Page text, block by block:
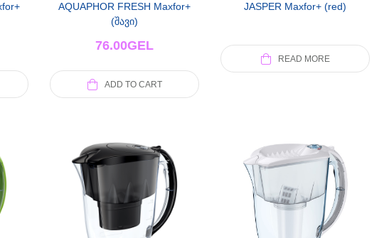
AQUAPHOR FRESH Maxfor+
(შავი)
76.00GEL
ADD TO CART
JASPER Maxfor+ (red)
READ MORE